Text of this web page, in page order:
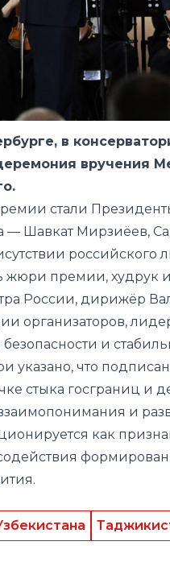
в
церемония вручения
стали
— Шавкат Мирзиёев,
российского
жюри премии, худрук
России, дирижёр
организаторов,
и
указано, что
стыка госграниц и
и
как